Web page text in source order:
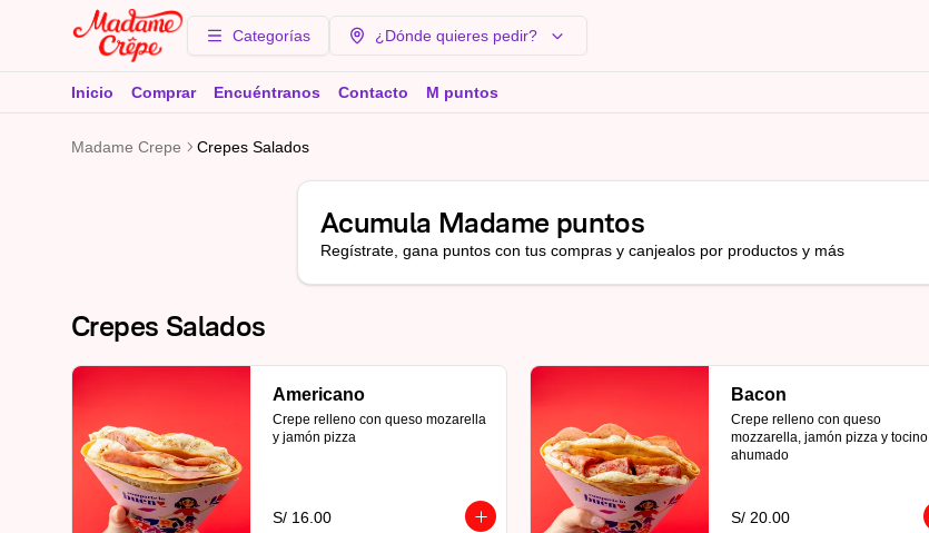
Categorías ¿Dónde quieres pedir?
Inicio Comprar Encuéntranos Contacto M puntos
Madame Crepe Crepes Salados
Acumula Madame puntos
Regístrate, gana puntos con tus compras y canjealos por productos y más
Crepes Salados
Americano
Crepe relleno con queso mozarella
y jamón pizza
S/ 16.00
Bacon
Crepe relleno con queso
mozzarella, jamón pizza y tocino
ahumado
S/ 20.00